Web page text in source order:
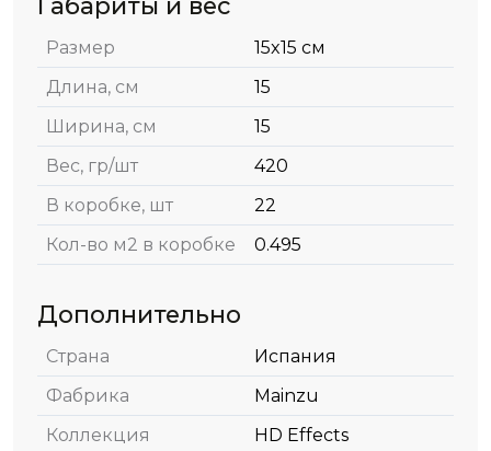
Размер
15x15 см
Длина, см
15
Ширина, см
15
Вес, гр/шт
420
В коробке, шт
22
Кол-во м2 в коробке
0.495
Дополнительно
Страна
Испания
Фабрика
Mainzu
Коллекция
HD Effects